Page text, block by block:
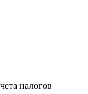
налогов